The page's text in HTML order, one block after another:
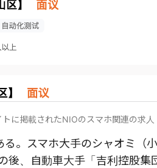
に掲載されたNIOのスマホ関連の求人
。スマホ大手のシャオミ（
後、自動車大手「吉利控股